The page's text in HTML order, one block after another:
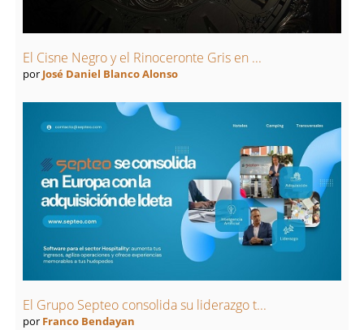
El Cisne Negro y el Rinoceronte Gris en ...
por José Daniel Blanco Alonso
El Grupo Septeo consolida su liderazgo t...
por Franco Bendayan